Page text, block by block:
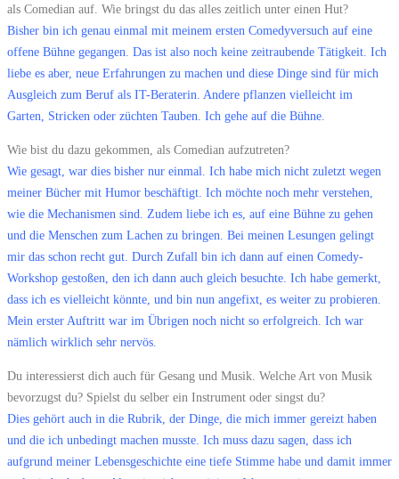
als Comedian auf. Wie bringst du das alles zeitlich unter einen Hut?
Bisher bin ich genau einmal mit meinem ersten Comedyversuch auf eine
offene Bühne gegangen. Das ist also noch keine zeitraubende Tätigkeit. Ich
liebe es aber, neue Erfahrungen zu machen und diese Dinge sind für mich
Ausgleich zum Beruf als IT-Beraterin. Andere pflanzen vielleicht im
Garten, Stricken oder züchten Tauben. Ich gehe auf die Bühne.
Wie bist du dazu gekommen, als Comedian aufzutreten?
Wie gesagt, war dies bisher nur einmal. Ich habe mich nicht zuletzt wegen
meiner Bücher mit Humor beschäftigt. Ich möchte noch mehr verstehen,
wie die Mechanismen sind. Zudem liebe ich es, auf eine Bühne zu gehen
und die Menschen zum Lachen zu bringen. Bei meinen Lesungen gelingt
mir das schon recht gut. Durch Zufall bin ich dann auf einen Comedy-
Workshop gestoßen, den ich dann auch gleich besuchte. Ich habe gemerkt,
dass ich es vielleicht könnte, und bin nun angefixt, es weiter zu probieren.
Mein erster Auftritt war im Übrigen noch nicht so erfolgreich. Ich war
nämlich wirklich sehr nervös.
Du interessierst dich auch für Gesang und Musik. Welche Art von Musik
bevorzugst du? Spielst du selber ein Instrument oder singst du?
Dies gehört auch in die Rubrik, der Dinge, die mich immer gereizt haben
und die ich unbedingt machen musste. Ich muss dazu sagen, dass ich
aufgrund meiner Lebensgeschichte eine tiefe Stimme habe und damit immer